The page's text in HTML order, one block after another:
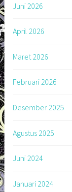
Juni 2026
April 2026
Maret 2026
Februari 2026
Desember 2025
Agustus 2025
Juni 2024
Januari 2024